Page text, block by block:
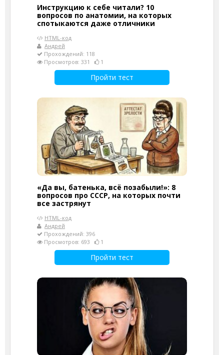
Инструкцию к себе читали? 10
вопросов по анатомии, на которых
спотыкаются даже отличники
HTML-код
Андрей
Прохождений: 118
Просмотров: 331
1
Пройти тест
«Да вы, батенька, всё позабыли!»: 8
вопросов про СССР, на которых почти
все застрянут
HTML-код
Андрей
Прохождений: 396
Просмотров: 693
1
Пройти тест